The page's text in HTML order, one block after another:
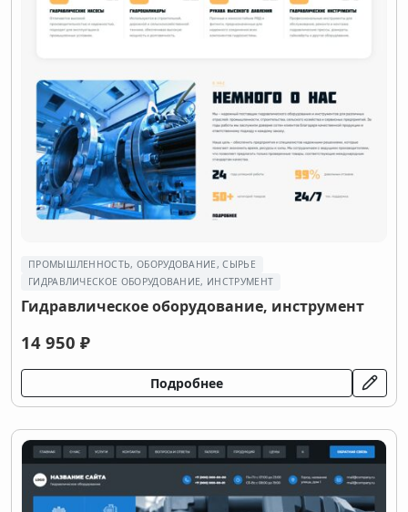
ПРОМЫШЛЕННОСТЬ, ОБОРУДОВАНИЕ, СЫРЬЕ
ГИДРАВЛИЧЕСКОЕ ОБОРУДОВАНИЕ, ИНСТРУМЕНТ
Гидравлическое оборудование, инструмент
14 950 ₽
Подробнее